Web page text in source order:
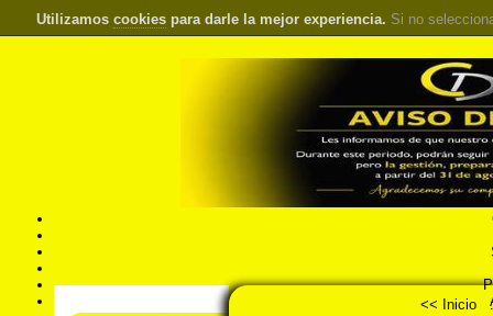
Utilizamos cookies para darle la mejor experiencia. Si no
<< Inicio